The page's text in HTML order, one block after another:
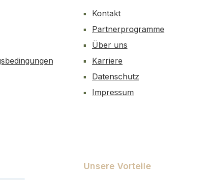
Kontakt
Partnerprogramme
Über uns
Karriere
Datenschutz
Impressum
Unsere Vorteile